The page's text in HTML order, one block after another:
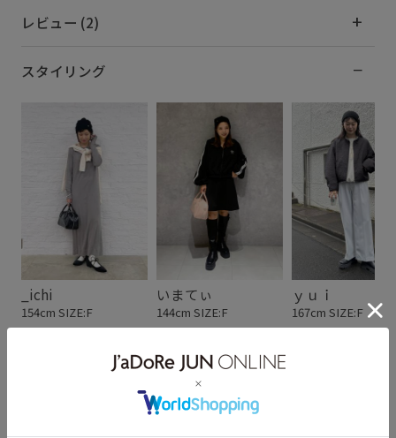
レビュー (2)
スタイリング
_ichi
154cm SIZE:F
いまてぃ
144cm SIZE:F
ｙｕｉ
167cm SIZE:F
スタッフレビュー